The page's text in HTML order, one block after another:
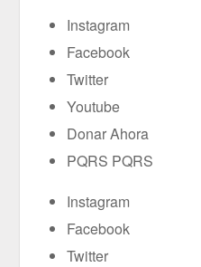
Instagram
Facebook
Twitter
Youtube
Donar Ahora
PQRS PQRS
Instagram
Facebook
Twitter